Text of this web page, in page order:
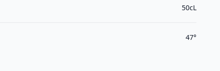
50cL
47°